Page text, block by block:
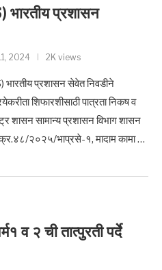
भारतीय प्रशासन
2024 2K views
भारतीय प्रशासन सेवेत निवडीने
शिफारशीसाठी पात्रता निकष व
शासन सामान्य प्रशासन विभाग शासन
२०२५/भाप्रसे-१, मादाम कामा …
व २ ची तात्पुरती पर्दे